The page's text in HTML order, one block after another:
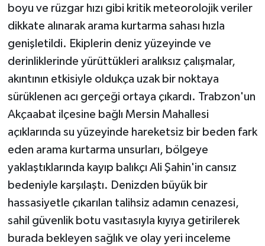
boyu ve rüzgar hızı gibi kritik meteorolojik veriler
dikkate alınarak arama kurtarma sahası hızla
genişletildi. Ekiplerin deniz yüzeyinde ve
derinliklerinde yürüttükleri aralıksız çalışmalar,
akıntının etkisiyle oldukça uzak bir noktaya
sürüklenen acı gerçeği ortaya çıkardı. Trabzon'un
Akçaabat ilçesine bağlı Mersin Mahallesi
açıklarında su yüzeyinde hareketsiz bir beden fark
eden arama kurtarma unsurları, bölgeye
yaklaştıklarında kayıp balıkçı Ali Şahin'in cansız
bedeniyle karşılaştı. Denizden büyük bir
hassasiyetle çıkarılan talihsiz adamın cenazesi,
sahil güvenlik botu vasıtasıyla kıyıya getirilerek
burada bekleyen sağlık ve olay yeri inceleme